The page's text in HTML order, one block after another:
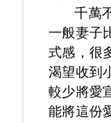
千萬
一般妻子
式感，很
渴望收到
較少將愛
能將這份